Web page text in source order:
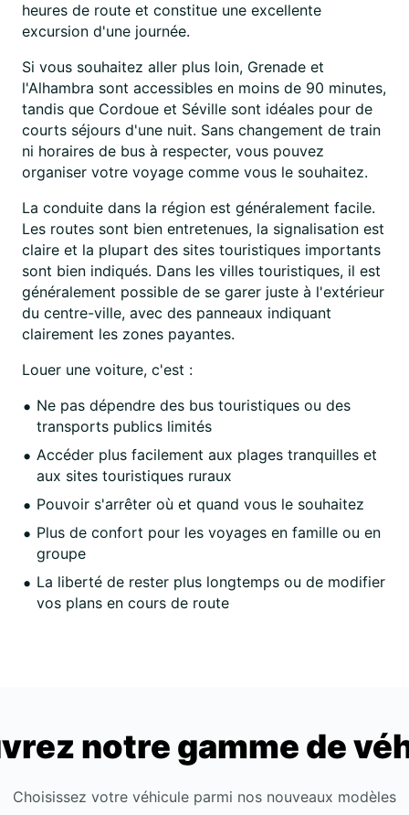
heures de route et constitue une excellente
excursion d'une journée.
Si vous souhaitez aller plus loin, Grenade et
l'Alhambra sont accessibles en moins de 90 minutes,
tandis que Cordoue et Séville sont idéales pour de
courts séjours d'une nuit. Sans changement de train
ni horaires de bus à respecter, vous pouvez
organiser votre voyage comme vous le souhaitez.
La conduite dans la région est généralement facile.
Les routes sont bien entretenues, la signalisation est
claire et la plupart des sites touristiques importants
sont bien indiqués. Dans les villes touristiques, il est
généralement possible de se garer juste à l'extérieur
du centre-ville, avec des panneaux indiquant
clairement les zones payantes.
Louer une voiture, c'est :
Ne pas dépendre des bus touristiques ou des
transports publics limités
Accéder plus facilement aux plages tranquilles et
aux sites touristiques ruraux
Pouvoir s'arrêter où et quand vous le souhaitez
Plus de confort pour les voyages en famille ou en
groupe
La liberté de rester plus longtemps ou de modifier
vos plans en cours de route
notre gamme de
Choisissez votre véhicule parmi nos nouveaux modèles